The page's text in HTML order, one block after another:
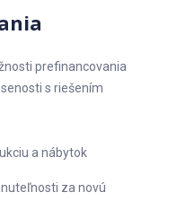
prefinancovania
s riešením
a nábytok
za novú